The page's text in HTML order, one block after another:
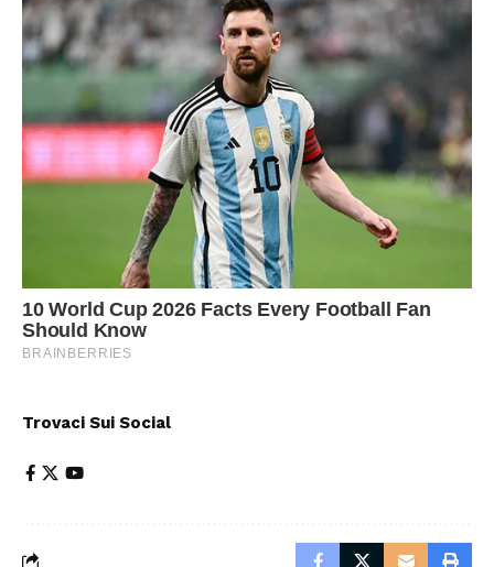
Trovaci Sui Social